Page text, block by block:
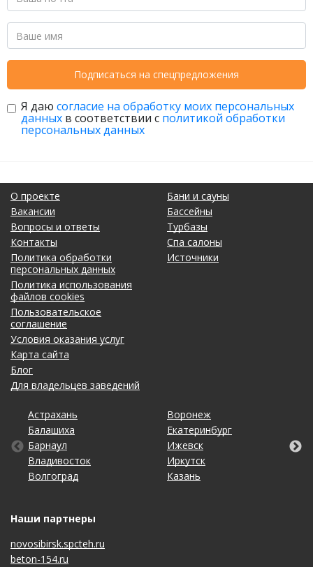
Подписаться на спецпредложения
Я даю согласие на обработку моих персональных
данных в соответствии с политикой обработки
персональных данных
О проекте
Вакансии
Вопросы и ответы
Контакты
Политика обработки
персональных данных
Политика использования
файлов cookies
Пользовательское
соглашение
Условия оказания услуг
Карта сайта
Блог
Для владельцев заведений
Бани и сауны
Бассейны
Турбазы
Спа салоны
Источники
Астрахань
Балашиха
Барнаул
Владивосток
Волгоград
Воронеж
Екатеринбург
Ижевск
Иркутск
Казань
Калининград
Кемерово
Киров
Краснодар
Красноярск
Липецк
Махачкала
Москва
Набережные Челны
Нижний Новгород
Омск
Оренбург
Пенза
Пермь
Ростов-на-Дону
Рязань
Самара
Санкт-Петербург
Саратов
Ставрополь
Тольятти
Томск
Тула
Тюмень
Ульяновск
Уфа
Хабаровск
Чебоксары
Челябинск
Ярославль
Наши партнеры
novosibirsk.spcteh.ru
beton-154.ru